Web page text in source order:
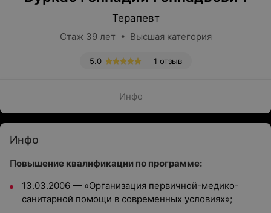
Терапевт
Стаж 39 лет • Высшая категория
1 отзыв
5.0
Инфо
Инфо
Повышение квалификации по программе:
13.03.2006 — «Организация первичной-медико-
санитарной помощи в современных условиях»;